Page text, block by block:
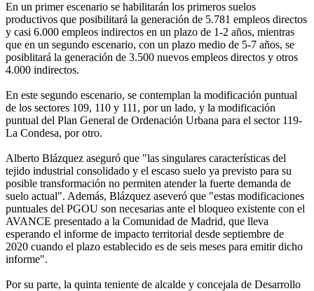
En un primer escenario se habilitarán los primeros suelos
productivos que posibilitará la generación de 5.781 empleos directos
y casi 6.000 empleos indirectos en un plazo de 1-2 años, mientras
que en un segundo escenario, con un plazo medio de 5-7 años, se
posiblitará la generación de 3.500 nuevos empleos directos y otros
4.000 indirectos.
En este segundo escenario, se contemplan la modificación puntual
de los sectores 109, 110 y 111, por un lado, y la modificación
puntual del Plan General de Ordenación Urbana para el sector 119-
La Condesa, por otro.
Alberto Blázquez aseguró que "las singulares características del
tejido industrial consolidado y el escaso suelo ya previsto para su
posible transformación no permiten atender la fuerte demanda de
suelo actual". Además, Blázquez aseveró que "estas modificaciones
puntuales del PGOU son necesarias ante el bloqueo existente con el
AVANCE presentado a la Comunidad de Madrid, que lleva
esperando el informe de impacto territorial desde septiembre de
2020 cuando el plazo establecido es de seis meses para emitir dicho
informe".
Por su parte, la quinta teniente de alcalde y concejala de Desarrollo